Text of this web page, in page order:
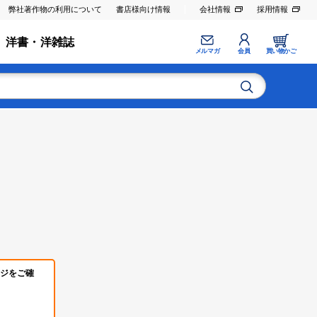
弊社著作物の利用について 書店様向け情報 会社情報 採用情報
洋書・洋雑誌
メルマガ 会員 買い物かご
をご確